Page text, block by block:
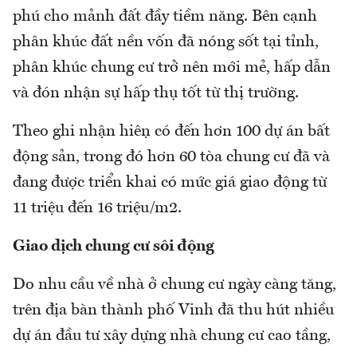
phú cho mảnh đất đầy tiềm năng. Bên cạnh
phân khúc đất nền vốn đã nóng sốt tại tỉnh,
phân khúc chung cư trở nên mới mẻ, hấp dẫn
và đón nhận sự hấp thụ tốt từ thị trường.
Theo ghi nhận hiện có đến hơn 100 dự án bất
động sản, trong đó hơn 60 tòa chung cư đã và
đang được triển khai có mức giá giao động từ
11 triệu đến 16 triệu/m2.
Giao dịch chung cư sôi động
Do nhu cầu về nhà ở chung cư ngày càng tăng,
trên địa bàn thành phố Vinh đã thu hút nhiều
dự án đầu tư xây dựng nhà chung cư cao tầng,